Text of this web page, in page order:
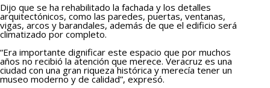
Dijo que se ha rehabilitado la fachada y los detalles
arquitectónicos, como las paredes, puertas, ventanas,
vigas, arcos y barandales, además de que el edificio será
climatizado por completo.
“Era importante dignificar este espacio que por muchos
años no recibió la atención que merece. Veracruz es una
ciudad con una gran riqueza histórica y merecía tener un
museo moderno y de calidad”, expresó.